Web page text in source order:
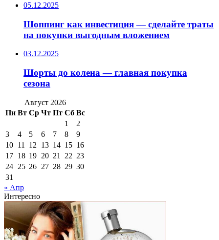
05.12.2025
Шоппинг как инвестиция — сделайте траты
на покупки выгодным вложением
03.12.2025
Шорты до колена — главная покупка
сезона
Август 2026
Пн Вт Ср Чт Пт Сб Вс
1
2
3
4 5 6 7 8
9
10 11 12 13 14 15 16
17 18 19 20 21 22 23
24 25 26 27 28 29 30
31
« Апр
Интересно